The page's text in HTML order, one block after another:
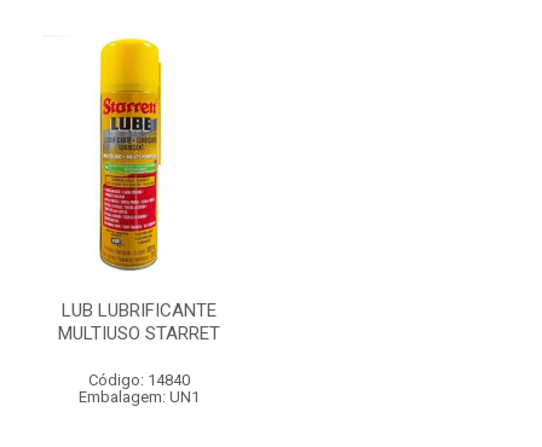
LUB LUBRIFICANTE
MULTIUSO STARRET
Código: 14840
Embalagem: UN1